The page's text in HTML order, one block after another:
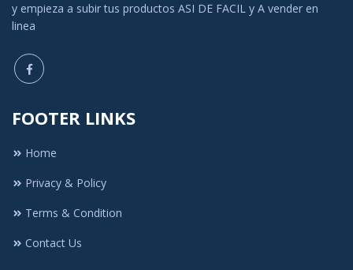
y empieza a subir tus productos ASI DE FACIL y A vender en
linea
FOOTER LINKS
Home
Privacy & Policy
Terms & Condition
Contact Us